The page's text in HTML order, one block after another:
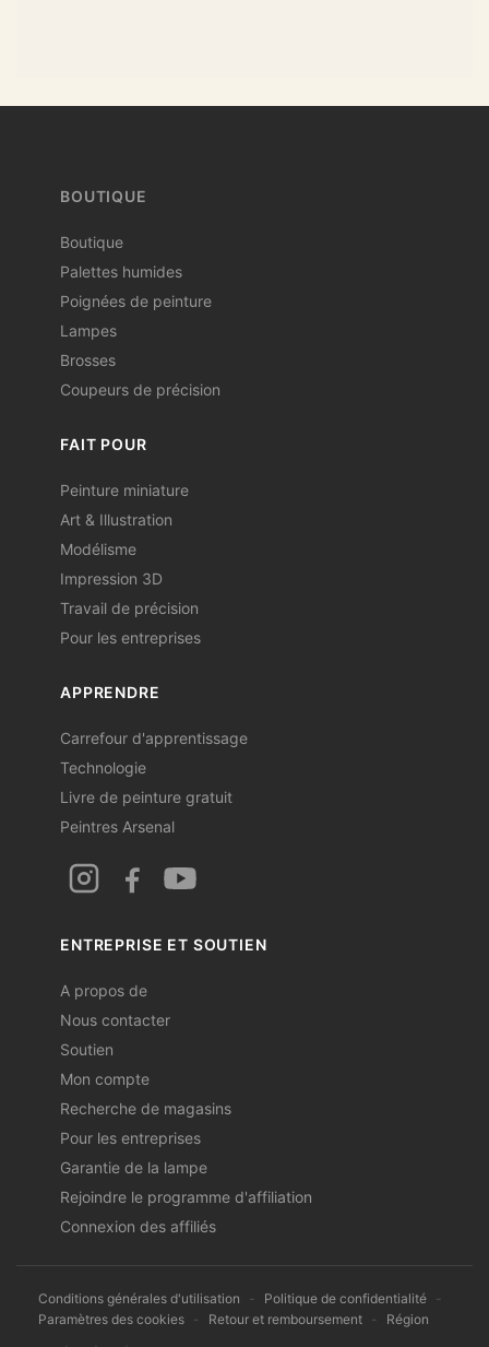
BOUTIQUE
Boutique
Palettes humides
Poignées de peinture
Lampes
Brosses
Coupeurs de précision
FAIT POUR
Peinture miniature
Art & Illustration
Modélisme
Impression 3D
Travail de précision
Pour les entreprises
APPRENDRE
Carrefour d'apprentissage
Technologie
Livre de peinture gratuit
Peintres Arsenal
ENTREPRISE ET SOUTIEN
A propos de
Nous contacter
Soutien
Mon compte
Recherche de magasins
Pour les entreprises
Garantie de la lampe
Rejoindre le programme d'affiliation
Connexion des affiliés
Conditions générales d'utilisation - Politique de confidentialité -
Paramètres des cookies - Retour et remboursement - Région